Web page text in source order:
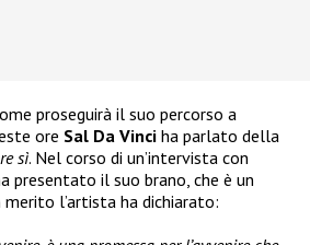
proseguirà il suo percorso a
ore Sal Da Vinci ha parlato della
sì. Nel corso di un’intervista con
presentato il suo brano, che è un
l’artista ha dichiarato: